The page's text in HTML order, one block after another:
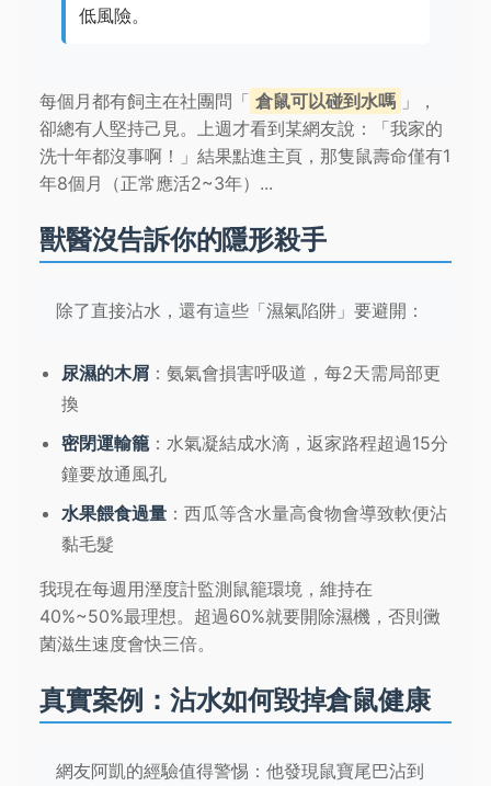
低風險。
每個月都有飼主在社團問「 倉鼠可以碰到水嗎 」，
卻總有人堅持己見。上週才看到某網友說：「我家的
洗十年都沒事啊！」結果點進主頁，那隻鼠壽命僅有1
年8個月（正常應活2~3年）...
獸醫沒告訴你的隱形殺手
除了直接沾水，還有這些「濕氣陷阱」要避開：
尿濕的木屑 ：氨氣會損害呼吸道，每2天需局部更
換
密閉運輸籠：水氣凝結成水滴，返家路程超過15分
鐘要放通風孔
水果餵食過量 ：西瓜等含水量高食物會導致軟便沾
黏毛髮
我現在每週用溼度計監測鼠籠環境，維持在
40%~50%最理想。超過60%就要開除濕機，否則黴
菌滋生速度會快三倍。
真實案例：沾水如何毀掉倉鼠健康
網友阿凱的經驗值得警惕：他發現鼠寶尾巴沾到